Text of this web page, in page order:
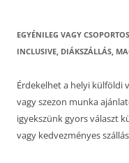
EGYÉNILEG VAGY
INCLUSIVE, DIÁKSZÁLLÁS,
Érdekelhet a helyi külföldi
vagy szezon munka
igyekszünk gyors választ
vagy kedvezményes